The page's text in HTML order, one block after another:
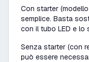
Con starter
semplice. Basta
con il tubo LED e lo
Senza starter (con
può essere